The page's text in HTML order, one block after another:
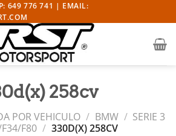
649 776 741 | EMAIL:
258cv
POR VEHICULO / BMW / SERIE 3
F80 / 330D(X) 258CV